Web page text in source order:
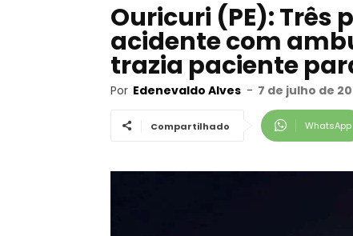
Ouricuri (PE): Três
acidente com
trazia paciente
Por Edenevaldo Alves - 7 de julho de
Compartilhado WhatsApp